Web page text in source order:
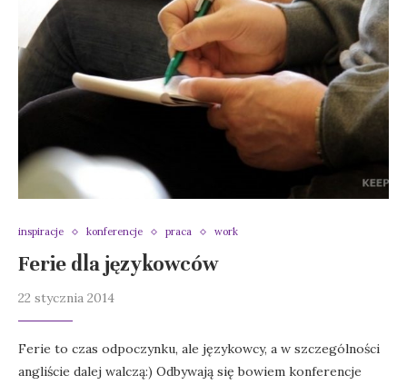
inspiracje konferencje praca work
Ferie dla językowców
22 stycznia 2014
Ferie to czas odpoczynku, ale językowcy, a w szczególności
angliście dalej walczą:) Odbywają się bowiem konferencje